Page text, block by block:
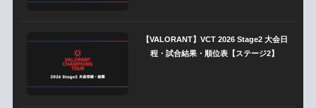
【VALORANT】VCT 2026 Stage2 大会日
程・試合結果・順位表【ステージ2】